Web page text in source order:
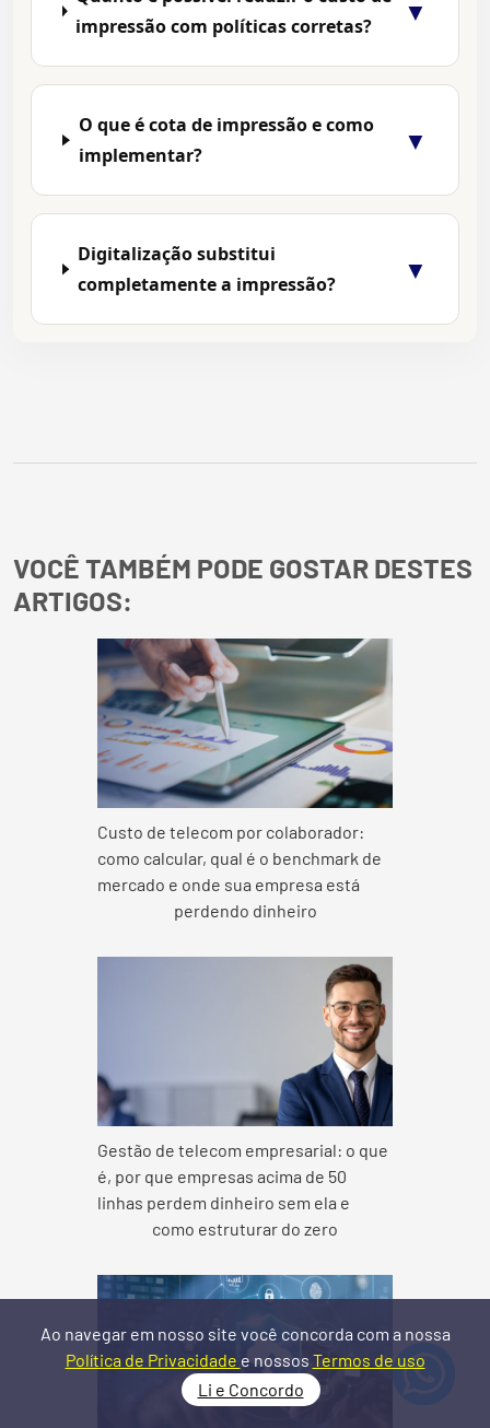
Ao navegar em nosso site você concorda com a nossa
Política de Privacidade e nossos Termos de uso
Li e Concordo
impressão com políticas corretas?
▼
O que é cota de impressão e como
implementar?
▼
Digitalização substitui
completamente a impressão?
▼
VOCÊ TAMBÉM PODE GOSTAR DESTES
ARTIGOS:
Custo de telecom por colaborador:
como calcular, qual é o benchmark de
mercado e onde sua empresa está
perdendo dinheiro
Gestão de telecom empresarial: o que
é, por que empresas acima de 50
linhas perdem dinheiro sem ela e
como estruturar do zero